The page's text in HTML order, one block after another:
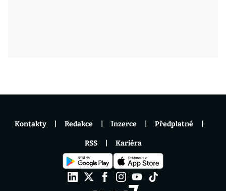
Kontakty Redakce Inzerce Předplatné
RSS Kariéra